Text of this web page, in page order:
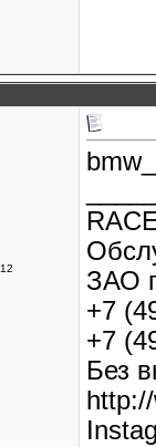
ЗАО
+7
+7
Без